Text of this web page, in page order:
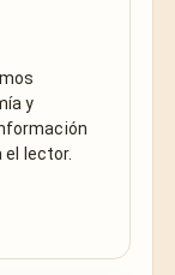
y
el lector.